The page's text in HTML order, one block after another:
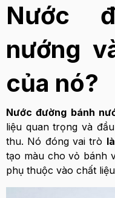
Nước
nướng
của nó?
Nước đường bánh
liệu quan trọng và
thu. Nó đóng vai trò
tạo màu cho vỏ bánh
phụ thuộc vào chất